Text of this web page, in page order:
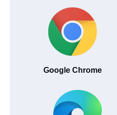
Google Chrome